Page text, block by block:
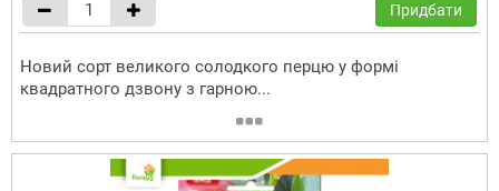
Придбати
Новий сорт великого солодкого перцю у формі
квадратного дзвону з гарною...